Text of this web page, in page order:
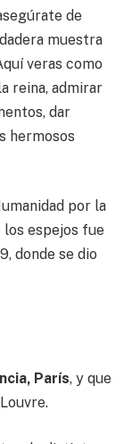
de
muestra
veras como
reina, admirar
dar
hermosos
por la
los espejos fue
donde se dio
París, y que